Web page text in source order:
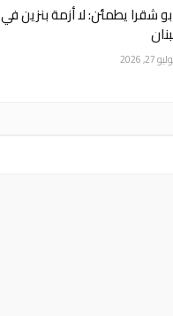
شقرا يطمئن: لا أزمة بنزين في
27, 2026